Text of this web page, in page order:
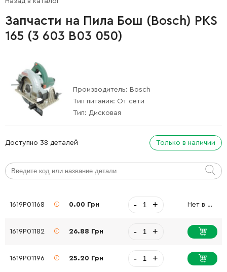
Запчасти на Пила Бош (Bosch) PKS
165 (3 603 B03 050)
Производитель: Bosch
Тип питания: От сети
Тип: Дисковая
Доступно 38 деталей Только в наличии
1619P01168 0.00 Грн - + Нет в наличии
1619P01182 26.88 Грн - +
1619P01196 25.20 Грн - +